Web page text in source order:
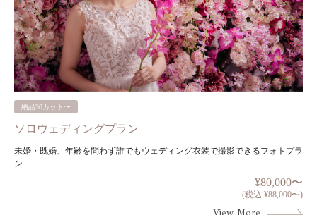
納品30カット〜
ソロウェディングプラン
未婚・既婚、年齢を問わず誰でもウェディング衣装で撮影できるフォトプラ
ン
¥80,000〜
(税込 ¥88,000〜)
View More